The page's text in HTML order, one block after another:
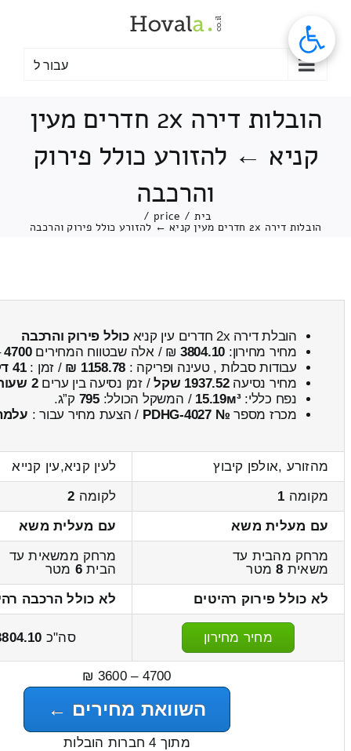
עבור ל
הובלות דירה 2x חדרים מעין
קניא ← להזורע כולל פירוק
והרכבה
בית /
price
/
הובלות דירה 2x חדרים מעין קניא ← להזורע כולל פירוק והרכבה
הובלת דירה 2x חדרים עין קניא
כולל פירוק והרכבה
מחיר מחירון: 3804.10 ₪ / אלה שבטווח המחירים4700
עבודות סבלות , טעינה ופריקה : 1158.78 ₪ / זמן :41 דקות 53 שניות
מחיר נסיעה1937.52 שקל / זמן נסיעה בין ערים2 שעות , 44 דקות
נפח כללי:15.19м³ / המשקל הכולל:795 ק”ג.
מכרז מספר № PDHG-4027 / הצעת מחיר עבור :
מהזורע ,אולפן קיבוץ
לעין קניא,עין קנייא
מקומה 1 לקומה 2
עם מעלית משא
עם מעלית משא
מרחק מהבית עד
משאית 8מטר
מרחק ממשאית עד
הבית6 מטר
לא כולל פירוק רהיטים
לא כולל הרכבה
מחיר מחירון סה"כ
4700 – 3600 ₪
השוואת מחירים ←
מתוך 4 חברות הובלות